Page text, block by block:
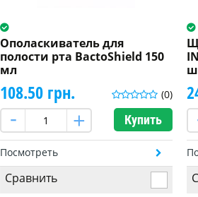
Ополаскиватель для
полости рта BactoShield 150
мл
(0)
108.50 грн.
Купить
Посмотреть
Сравнить